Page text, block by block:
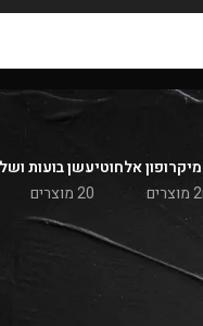
מיקרופון אלחוטי
2 מוצרים
עשן בועות
20 מוצרים
הצג